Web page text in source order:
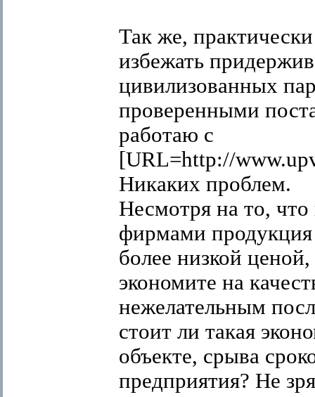
Так же,
избежать
цивилизованных
проверенными
работаю с
[URL=http://
Никаких проблем.
Несмотря на то,
фирмами продукция
более низкой
экономите на
нежелательным
стоит ли такая
объекте, срыва
предприятия? Не